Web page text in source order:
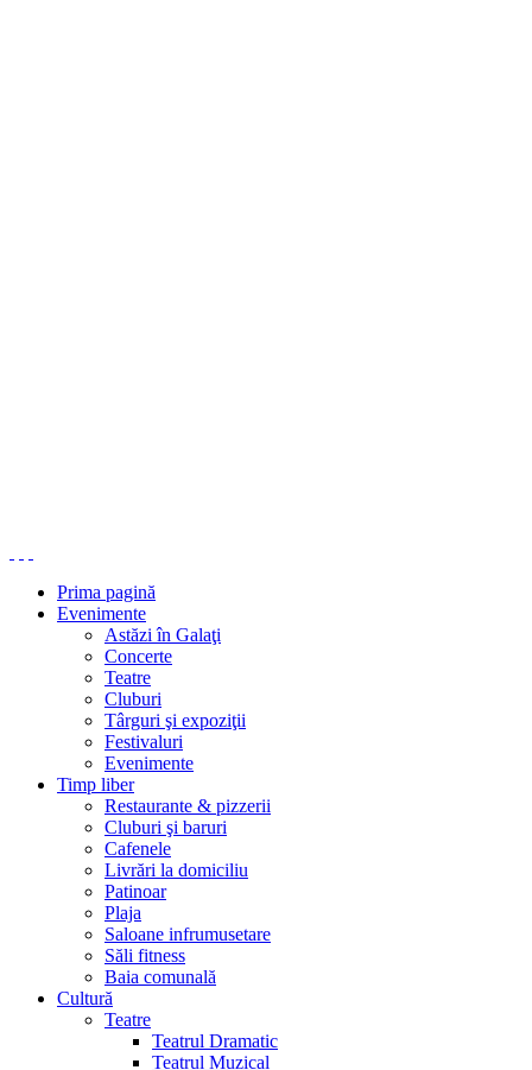
Prima pagină
Evenimente
Astăzi în Galaţi
Concerte
Teatre
Cluburi
Târguri şi expoziţii
Festivaluri
Evenimente
Timp liber
Restaurante & pizzerii
Cluburi şi baruri
Cafenele
Livrări la domiciliu
Patinoar
Plaja
Saloane infrumusetare
Săli fitness
Baia comunală
Cultură
Teatre
Teatrul Dramatic
Teatrul Muzical